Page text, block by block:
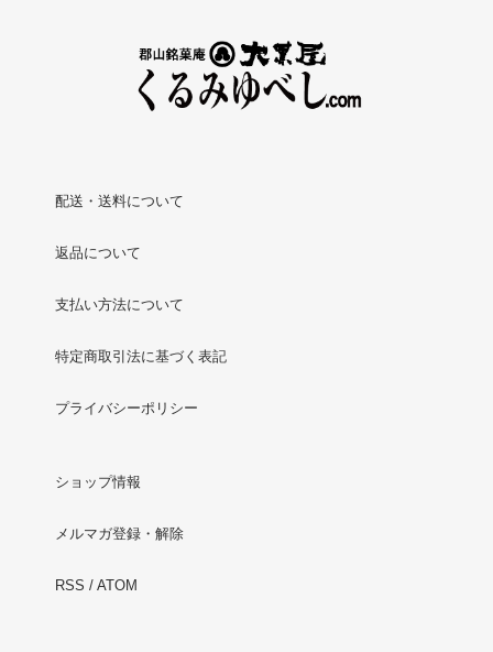
配送・送料について
返品について
支払い方法について
特定商取引法に基づく表記
プライバシーポリシー
ショップ情報
メルマガ登録・解除
RSS / ATOM